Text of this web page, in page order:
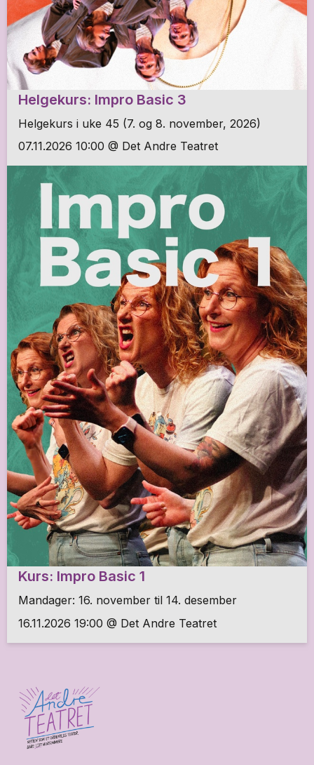
Helgekurs: Impro Basic 3
Helgekurs i uke 45 (7. og 8. november, 2026)
07.11.2026 10:00 @ Det Andre Teatret
Kurs: Impro Basic 1
Mandager: 16. november til 14. desember
16.11.2026 19:00 @ Det Andre Teatret